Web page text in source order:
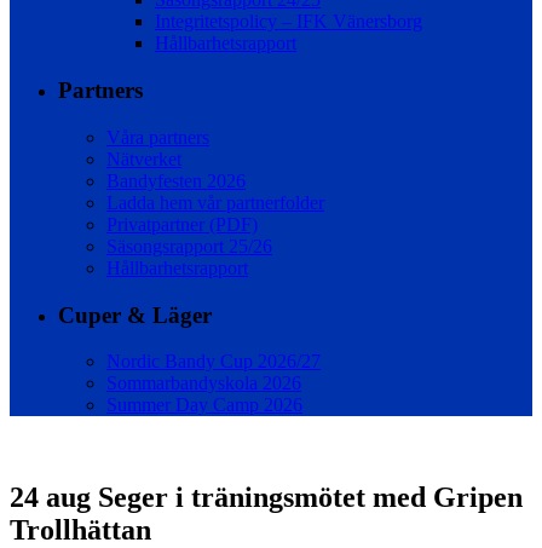
Integritetspolicy – IFK Vänersborg
Hållbarhetsrapport
Partners
Våra partners
Nätverket
Bandyfesten 2026
Ladda hem vår partnerfolder
Privatpartner (PDF)
Säsongsrapport 25/26
Hållbarhetsrapport
Cuper & Läger
Nordic Bandy Cup 2026/27
Sommarbandyskola 2026
Summer Day Camp 2026
24 aug Seger i träningsmötet med Gripen
Trollhättan